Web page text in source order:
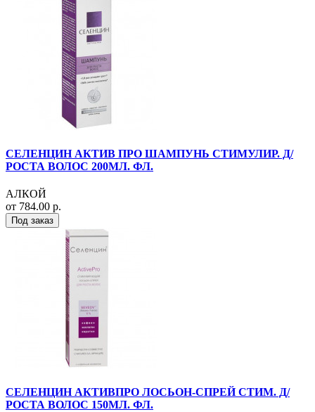
СЕЛЕНЦИН АКТИВ ПРО ШАМПУНЬ СТИМУЛИР. Д/
РОСТА ВОЛОС 200МЛ. ФЛ.
АЛКОЙ
от 784.00 р.
Под заказ
СЕЛЕНЦИН АКТИВПРО ЛОСЬОН-СПРЕЙ СТИМ. Д/
РОСТА ВОЛОС 150МЛ. ФЛ.